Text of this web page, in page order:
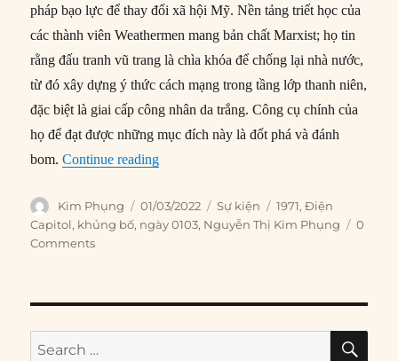
pháp bạo lực để thay đổi xã hội Mỹ. Nền tảng triết học của
các thành viên Weathermen mang bản chất Marxist; họ tin
rằng đấu tranh vũ trang là chìa khóa để chống lại nhà nước,
từ đó xây dựng ý thức cách mạng trong tầng lớp thanh niên,
đặc biệt là giai cấp công nhân da trắng. Công cụ chính của
họ để đạt được những mục đích này là đốt phá và đánh
bom.Continue reading“01/03/1971: Điện Capitol bị đánh bom”
Author
Kim Phụng
Posted
on
01/03/2022 Categories
Sự kiện Tags
1971,Điện
Capitol, khủng bố, ngày 0103, Nguyễn Thị Kim Phụng
0
Comments
Search